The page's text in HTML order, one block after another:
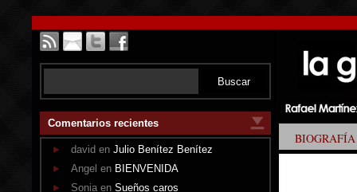
Comentarios recientes
david en Julio Benítez Benítez
Angel en BIENVENIDA
Sonia en Sueños caros
BIOGRAFÍA